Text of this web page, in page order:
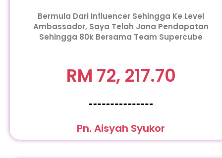
Bermula Dari Influencer Sehingga Ke Level
Ambassador, Saya Telah Jana Pendapatan
Sehingga 80k Bersama Team Supercube
RM 72, 217.70
Pn. Aisyah Syukor